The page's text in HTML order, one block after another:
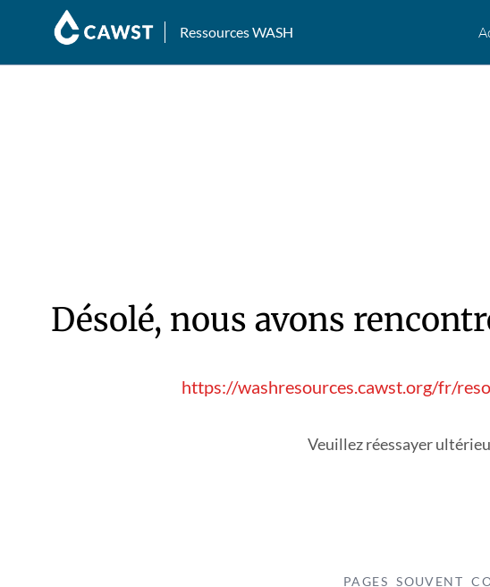
Ressources WASH
Désolé, nous avons
https://washresources.cawst.org/fr/
Veuillez réessayer
PAGES SOUVENT